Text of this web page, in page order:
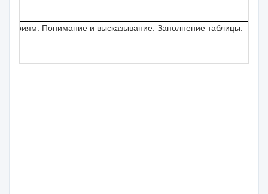
Понимание и высказывание. Заполнение таблицы.